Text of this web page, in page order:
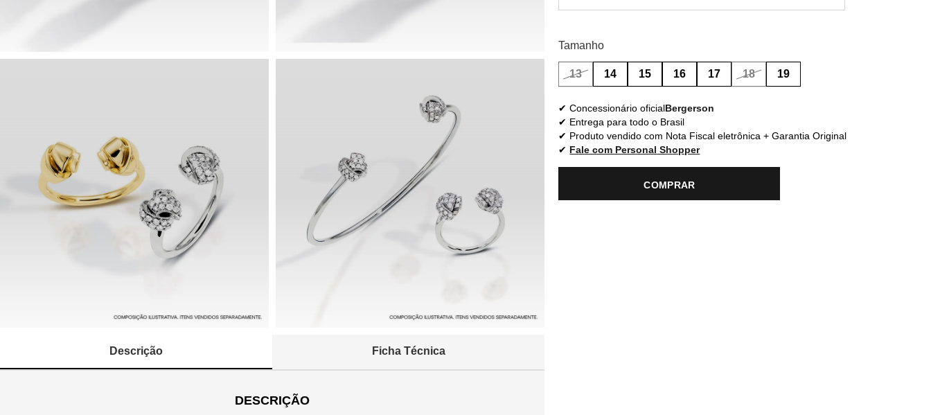
Descrição Ficha Técnica
DESCRIÇÃO
Tamanho
13 14 15 16 17 18 19
Concessionário oficialBergerson
Entrega para todo o Brasil
Produto vendido com Nota Fiscal eletrônica + Garantia Original
Fale com Personal Shopper
COMPRAR